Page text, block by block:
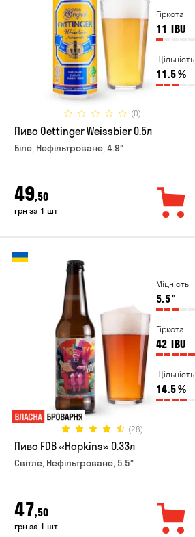
Гіркота
11 IBU
Щільність
11.5%
(0)
Пиво Oettinger Weissbier 0.5л
Біле, Нефільтроване, 4.9°
49,50
грн за 1 шт
Міцність
5.5°
Гіркота
42 IBU
Щільність
14.5%
(28)
Пиво FDB «Hopkins» 0.33л
Світле, Нефільтроване, 5.5°
47,50
грн за 1 шт